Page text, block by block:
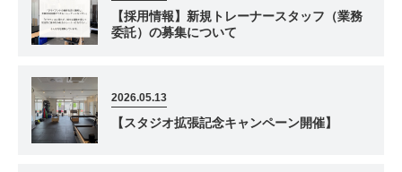
【採用情報】新規トレーナースタッフ（業務
委託）の募集について
2026.05.13
【スタジオ拡張記念キャンペーン開催】